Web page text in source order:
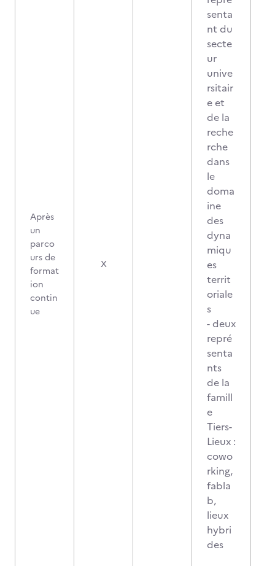
Après
un
parco
urs de
format
ion
contin
ue
X
senta
nt du
secte
ur
unive
rsitair
e et
de la
reche
rche
dans
le
doma
ine
des
dyna
miqu
es
territ
oriale
s
- deux
repré
senta
nts
de la
famill
e
Tiers-
Lieux :
cowo
rking,
fabla
b,
lieux
hybri
des